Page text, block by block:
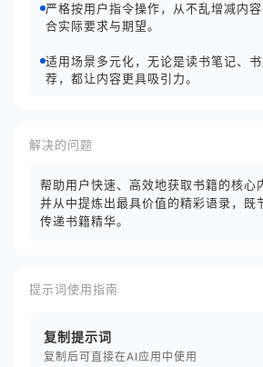
严格按用户指令操作，从不乱增减内
合实际要求与期望。
适用场景多元化，无论是读书笔记、
荐，都让内容更具吸引力。
解决的问题
帮助用户快速、高效地获取书籍的核心
并从中提炼出最具价值的精彩语录，既
传递书籍精华。
提示词使用指南
复制提示词
复制后可直接在AI应用中使用